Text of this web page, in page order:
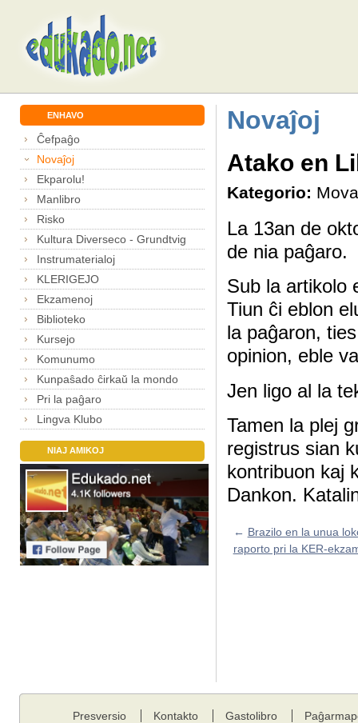
ENHAVO
Ĉefpaĝo
Novaĵoj
Ekparolu!
Manlibro
Risko
Kultura Diverseco - Grundtvig
Instrumaterialoj
KLERIGEJO
Ekzamenoj
Biblioteko
Kursejo
Komunumo
Kunpaŝado ĉirkaŭ la mondo
Pri la paĝaro
Lingva Klubo
NIAJ AMIKOJ
Novaĵoj
Atako en
Kategorio:
La 13an de
de nia paĝaro.
Sub la artikolo
Tiun ĉi eblon
la paĝaron,
opinion, eble
Jen ligo al la
Tamen la plej
registrus sian
kontribuon kaj
Dankon.
← Brazilo en la unua
raporto pri la KER-
Presversio Kontakto Gastolibro